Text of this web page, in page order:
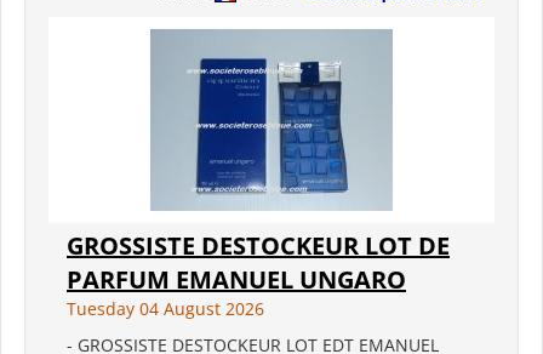
GROSSISTE DESTOCKEUR LOT DE
PARFUM EMANUEL UNGARO
Tuesday 04 August 2026
- GROSSISTE DESTOCKEUR LOT EDT EMANUEL